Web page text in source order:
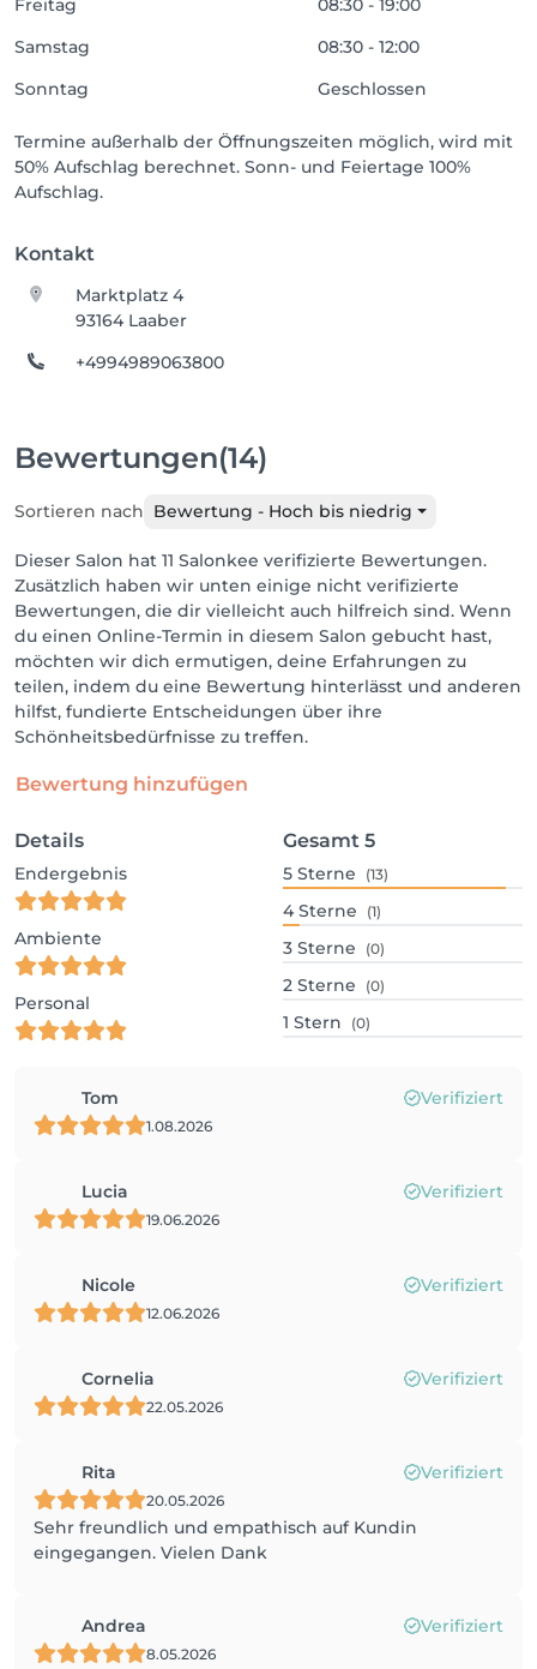
Freitag
08:30 - 19:00
Samstag
08:30 - 12:00
Sonntag
Geschlossen
Termine außerhalb der Öffnungszeiten möglich, wird mit
50% Aufschlag berechnet. Sonn- und Feiertage 100%
Aufschlag.
Kontakt
Marktplatz 4
93164 Laaber
+4994989063800
Bewertungen(14)
Sortieren nach Bewertung - Hoch bis niedrig
Dieser Salon hat 11 Salonkee verifizierte Bewertungen.
Zusätzlich haben wir unten einige nicht verifizierte
Bewertungen, die dir vielleicht auch hilfreich sind. Wenn
du einen Online-Termin in diesem Salon gebucht hast,
möchten wir dich ermutigen, deine Erfahrungen zu
teilen, indem du eine Bewertung hinterlässt und anderen
hilfst, fundierte Entscheidungen über ihre
Schönheitsbedürfnisse zu treffen.
Bewertung hinzufügen
Details
Endergebnis
Ambiente
Personal
Gesamt 5
5 Sterne (13)
4 Sterne (1)
3 Sterne (0)
2 Sterne (0)
1 Stern (0)
Tom Verifiziert
1.08.2026
Lucia Verifiziert
19.06.2026
Nicole Verifiziert
12.06.2026
Cornelia Verifiziert
22.05.2026
Rita Verifiziert
20.05.2026
Sehr freundlich und empathisch auf Kundin
eingegangen. Vielen Dank
Andrea Verifiziert
8.05.2026